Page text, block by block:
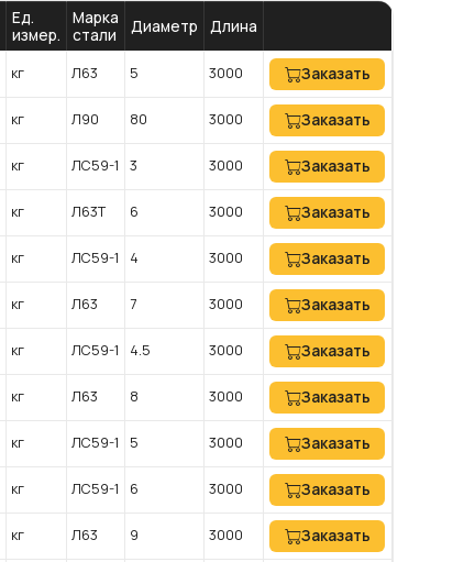
Ед.
измер.
Марка
стали
Диаметр Длина
кг Л63 5 3000 Заказать
кг Л90 80 3000 Заказать
кг ЛС59-1 3 3000 Заказать
кг Л63Т 6 3000 Заказать
кг ЛС59-1 4 3000 Заказать
кг Л63 7 3000 Заказать
кг ЛС59-1 4.5 3000 Заказать
кг Л63 8 3000 Заказать
кг ЛС59-1 5 3000 Заказать
кг ЛС59-1 6 3000 Заказать
кг Л63 9 3000 Заказать